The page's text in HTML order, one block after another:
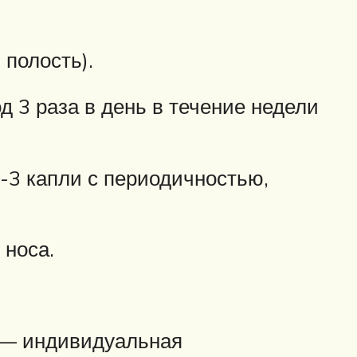
3 раза в день в течение недели
капли с периодичностью,
индивидуальная